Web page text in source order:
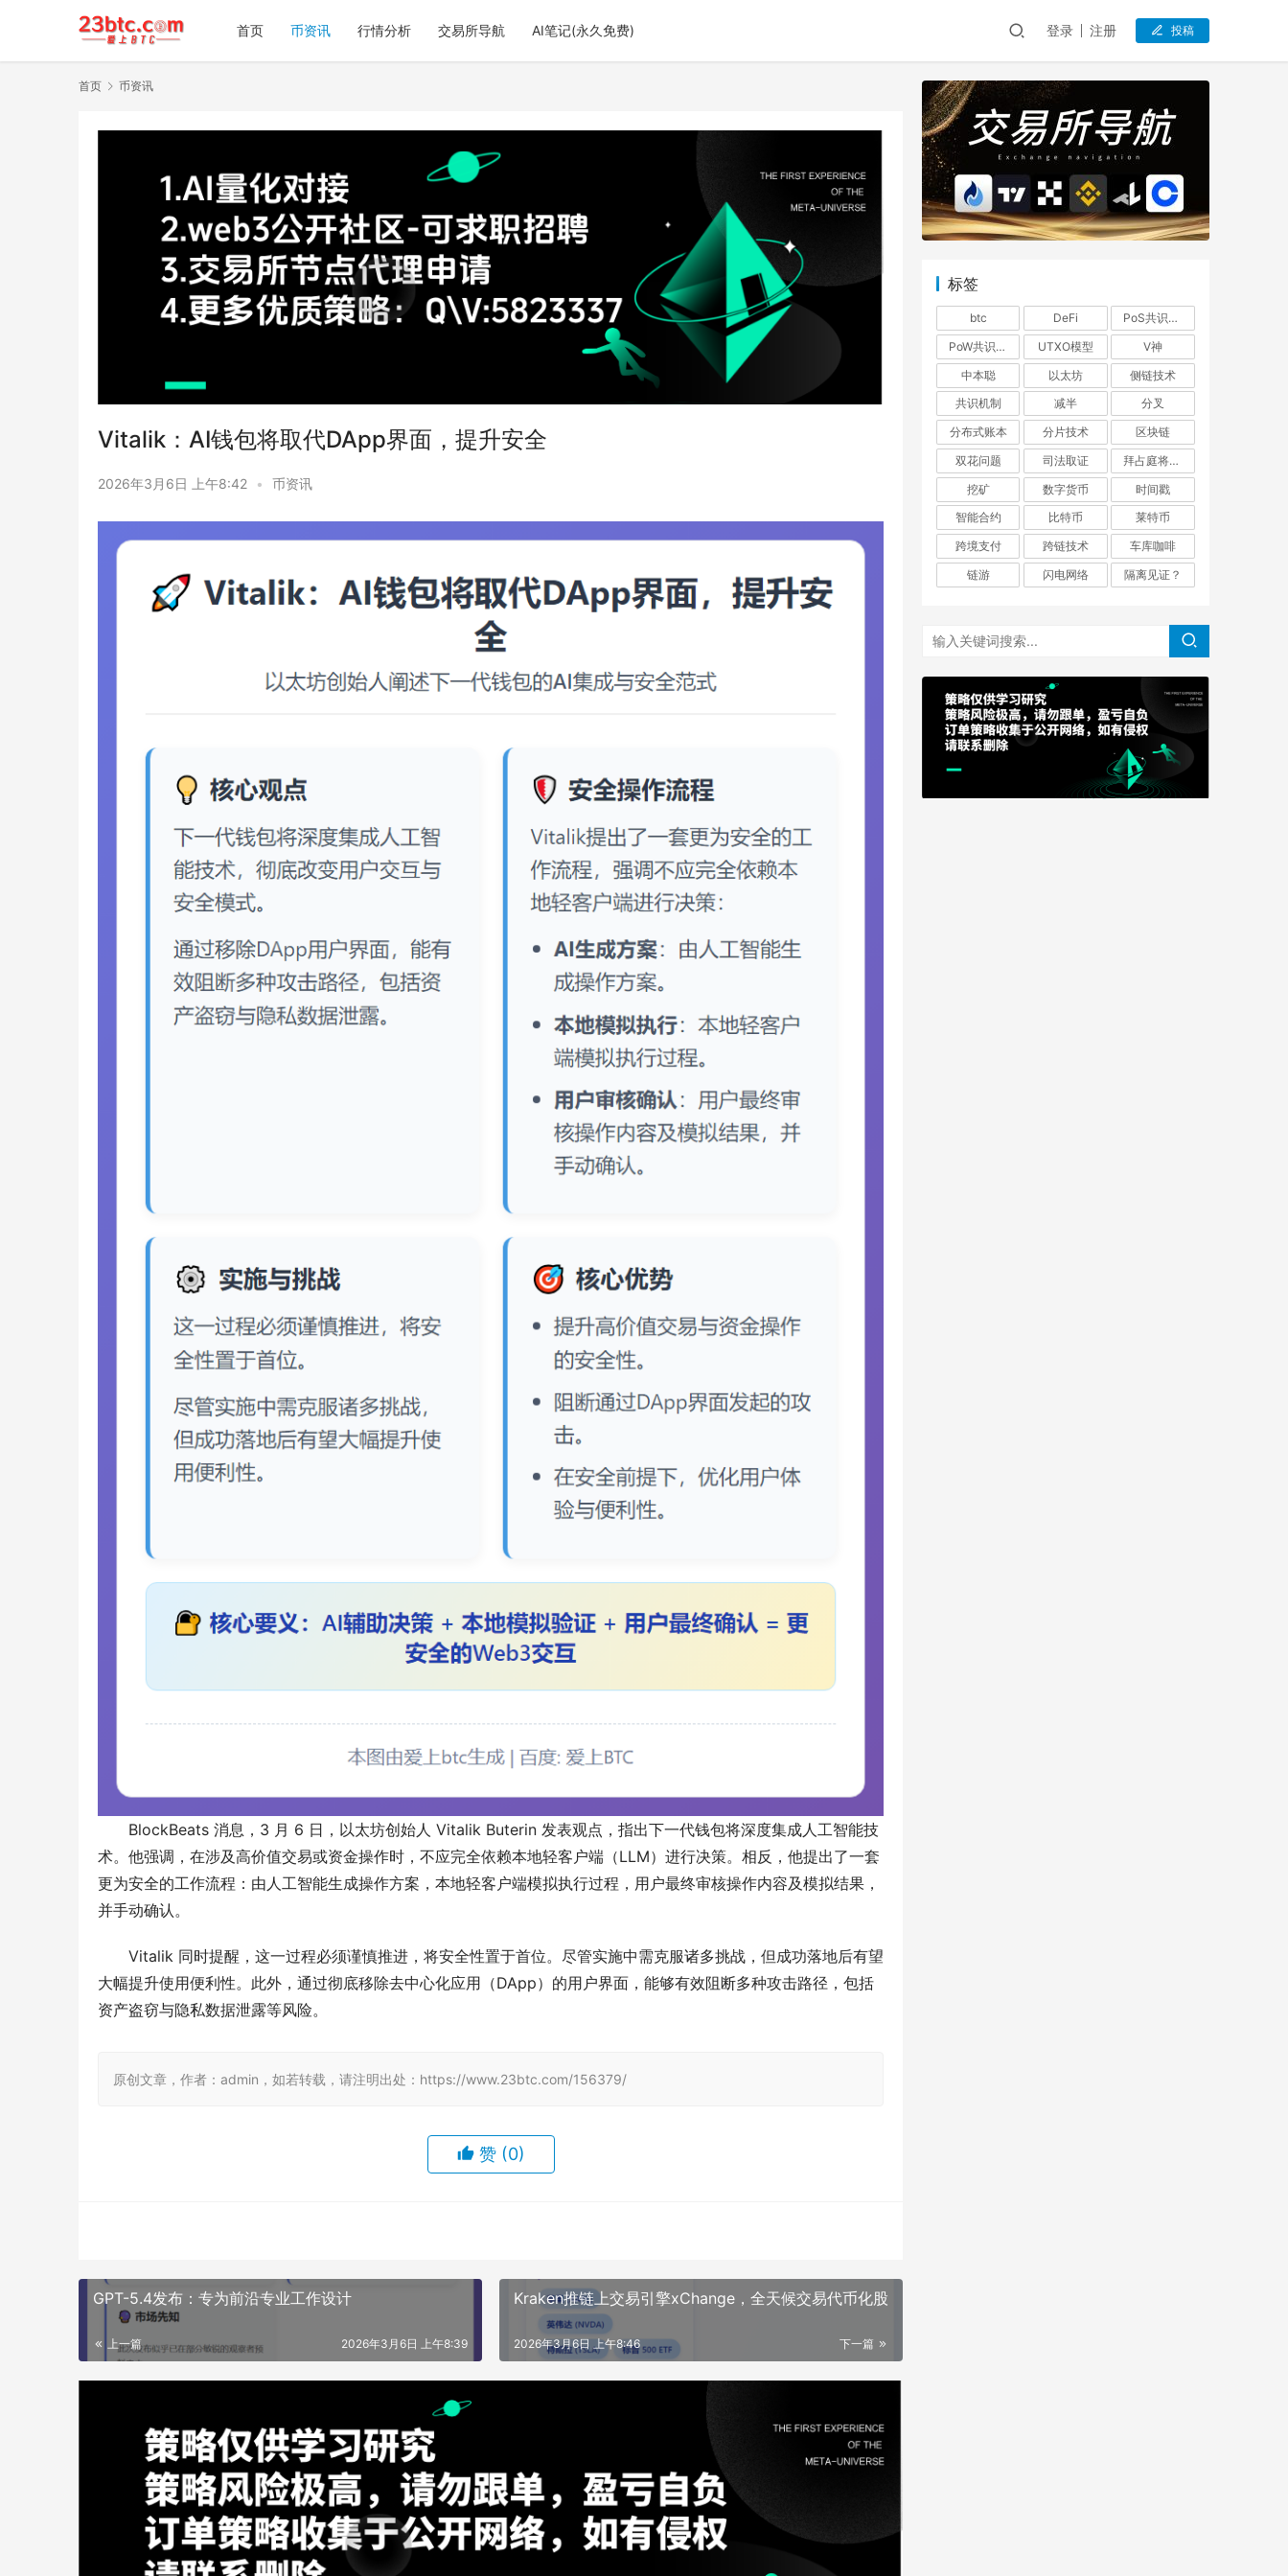
首页 币资讯 行情分析 交易所导航 AI笔记(永久免费) 登录 注册 投稿
首页 币资讯
Vitalik：AI钱包将取代DApp界面，提升安全
2026年3月6日 上午8:42 • 币资讯
BlockBeats 消息，3 月 6 日，以太坊创始人 Vitalik Buterin 发表观点，指出下一代钱包将深度集成人工智能技
术。他强调，在涉及高价值交易或资金操作时，不应完全依赖本地轻客户端（LLM）进行决策。相反，他提出了一套
更为安全的工作流程：由人工智能生成操作方案，本地轻客户端模拟执行过程，用户最终审核操作内容及模拟结果，
并手动确认。
Vitalik 同时提醒，这一过程必须谨慎推进，将安全性置于首位。尽管实施中需克服诸多挑战，但成功落地后有望
大幅提升使用便利性。此外，通过彻底移除去中心化应用（DApp）的用户界面，能够有效阻断多种攻击路径，包括
资产盗窃与隐私数据泄露等风险。
原创文章，作者：admin，如若转载，请注明出处：https://www.23btc.com/156379/
赞 (0)
GPT-5.4发布：专为前沿专业工作设计
上一篇 2026年3月6日 上午8:39
Kraken推链上交易引擎xChange，全天候交易代币化股
下一篇
2026年3月6日 上午8:46
标签
btc DeFi
PoS共识机制
PoW共识机制
UTXO模型
V神
中本聪
以太坊
侧链技术
共识机制
减半
分叉
分布式账本
分片技术
区块链
双花问题
司法取证
拜占庭将军问题
挖矿
数字货币
时间戳
智能合约
比特币
莱特币
跨境支付
跨链技术
车库咖啡
链游
闪电网络 隔离见证？